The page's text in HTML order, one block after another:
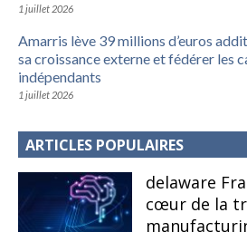
1 juillet 2026
Amarris lève 39 millions d’euros
sa croissance externe et fédérer les
indépendants
1 juillet 2026
ARTICLES POPULAIRES
delaware
cœur de la